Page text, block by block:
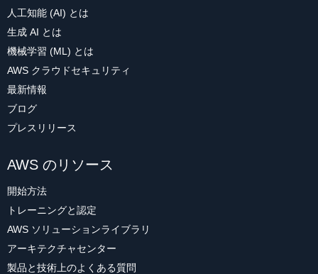
人工知能 (AI) とは
生成 AI とは
機械学習 (ML) とは
AWS クラウドセキュリティ
最新情報
ブログ
プレスリリース
AWS のリソース
開始方法
トレーニングと認定
AWS ソリューションライブラリ
アーキテクチャセンター
製品と技術上のよくある質問